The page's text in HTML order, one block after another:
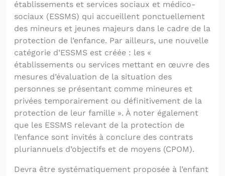
établissements et services sociaux et médico-
sociaux (ESSMS) qui accueillent ponctuellement
des mineurs et jeunes majeurs dans le cadre de la
protection de l’enfance. Par ailleurs, une nouvelle
catégorie d’ESSMS est créée : les «
établissements ou services mettant en œuvre des
mesures d’évaluation de la situation des
personnes se présentant comme mineures et
privées temporairement ou définitivement de la
protection de leur famille ». À noter également
que les ESSMS relevant de la protection de
l’enfance sont invités à conclure des contrats
pluriannuels d’objectifs et de moyens (CPOM).
Devra être systématiquement proposée à l’enfant